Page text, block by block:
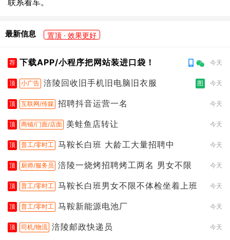
联系看车。
最新信息 置顶 · 效果更好
荐 下载APP/小程序把网站装进口袋！ 今天
顶 小广告 涪陵回收旧手机旧电脑旧衣服 图 今天
顶 互联网/传媒 招聘抖音运营一名 今天
顶 商铺/门面/店面 美蛙鱼店转让 今天
顶 普工/零时工 马鞍长白班 大龄工大量招聘中 今天
顶 厨师/服务员 涪陵一烧烤招聘烤工两名 男女不限 今天
顶 普工/零时工 马鞍长白班男女不限不体检坐着上班 今天
顶 普工/零时工 马鞍新能源电池厂 今天
顶 司机/物流 涪陵邮政快递员 今天